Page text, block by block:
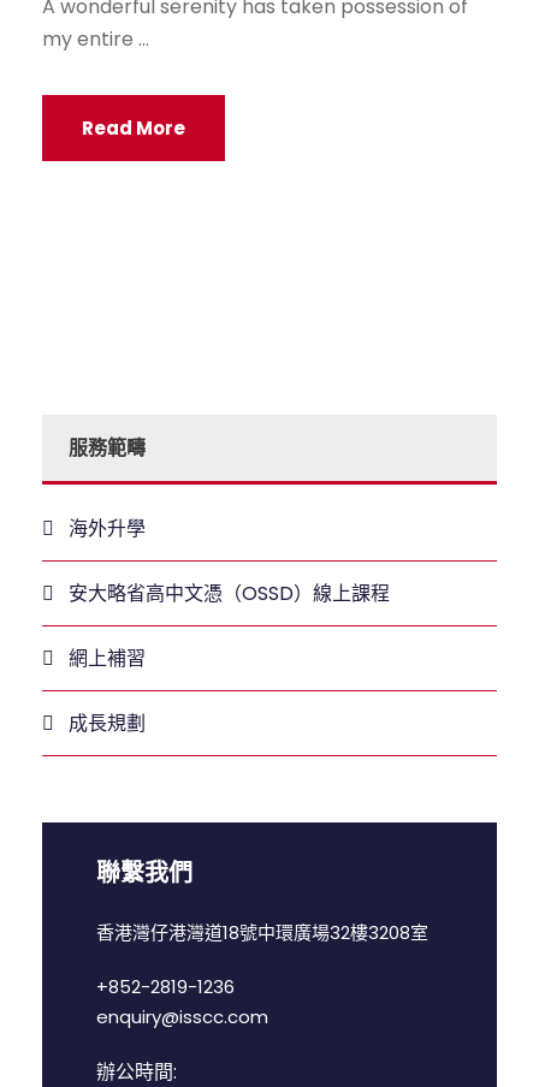
A wonderful serenity has taken possession of
my entire ...
Read More
服務範疇
海外升學
安大略省高中文憑（OSSD）線上課程
網上補習
成長規劃
聯繫我們
香港灣仔港灣道18號中環廣場32樓3208室
+852-2819-1236
enquiry@isscc.com
辦公時間: